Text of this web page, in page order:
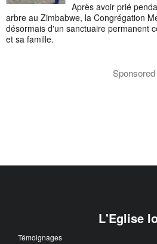
Après avoir prié
arbre au Zimbabwe, la Congrégation
désormais d'un sanctuaire permanent
et sa famille.
Sponsored
L'Eglise
Témoignages